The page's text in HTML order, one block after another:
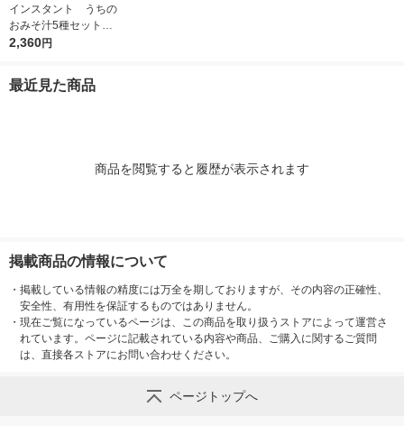
インスタント うちの
おみそ汁5種セット
1箱(25食入) アマノ
2,360円
最近見た商品
商品を閲覧すると履歴が表示されます
掲載商品の情報について
・ 掲載している情報の精度には万全を期しておりますが、その内容の正確性、
安全性、有用性を保証するものではありません。
・ 現在ご覧になっているページは、この商品を取り扱うストアによって運営さ
れています。ページに記載されている内容や商品、ご購入に関するご質問
は、直接各ストアにお問い合わせください。
ページトップへ